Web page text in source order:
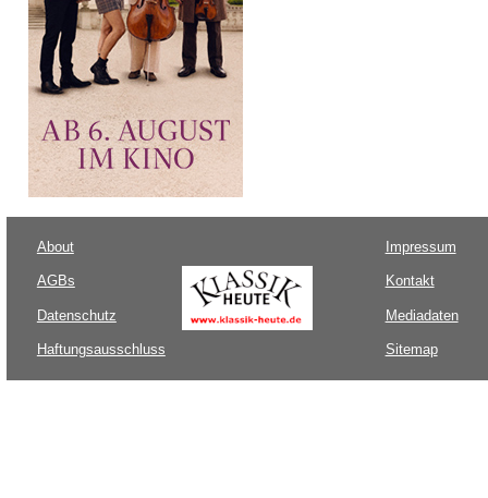
About
AGBs
Datenschutz
Haftungsausschluss
Impressum
Kontakt
Mediadaten
Sitemap